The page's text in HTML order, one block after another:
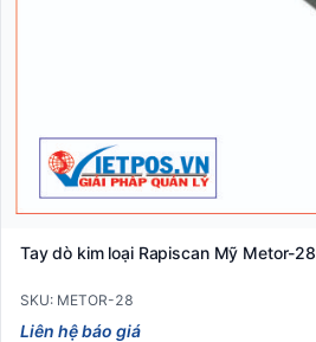
Tay dò kim loại Rapiscan Mỹ Metor-28
SKU: METOR-28
Liên hệ báo giá